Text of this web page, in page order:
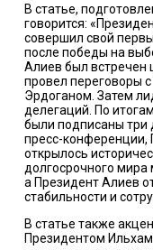
В статье,
говорится:
совершил свой
после победы на
Алиев был встречен
провел переговоры
Эрдоганом. Затем
делегаций. По
были подписаны три
пресс-конференции,
открылось
долгосрочного
а Президент Алиев
стабильности и
В статье также
Президентом